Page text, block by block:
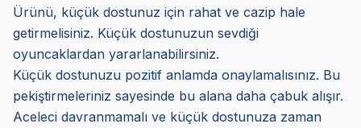
Ürünü, küçük dostunuz için rahat ve cazip hale
getirmelisiniz. Küçük dostunuzun sevdiği
oyuncaklardan yararlanabilirsiniz.
Küçük dostunuzu pozitif anlamda onaylamalısınız. Bu
pekiştirmeleriniz sayesinde bu alana daha çabuk alışır.
Aceleci davranmamalı ve küçük dostunuza zaman